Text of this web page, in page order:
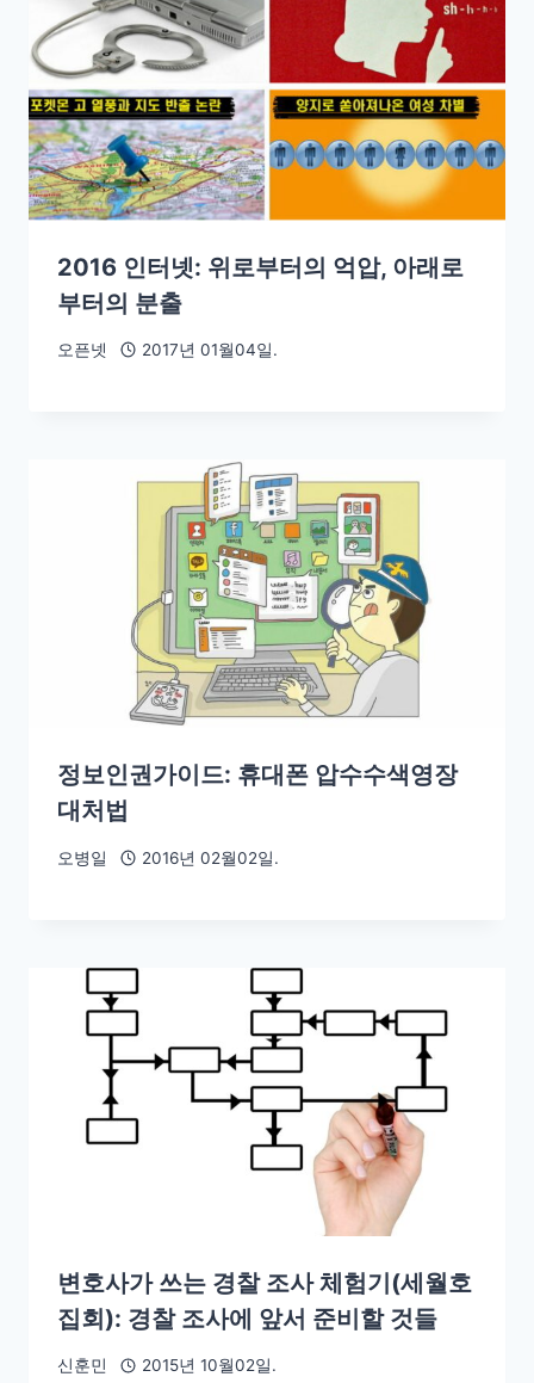
2016 인터넷: 위로부터의 억압, 아래로
부터의 분출
오픈넷 2017년 01월04일.
정보인권가이드: 휴대폰 압수수색영장
대처법
오병일 2016년 02월02일.
변호사가 쓰는 경찰 조사 체험기(세월호
집회): 경찰 조사에 앞서 준비할 것들
신훈민 2015년 10월02일.